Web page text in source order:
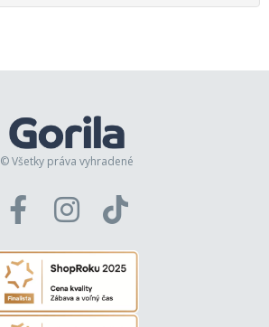
© Všetky práva vyhradené